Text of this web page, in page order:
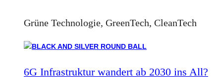
Grüne Technologie, GreenTech, CleanTech
6G Infrastruktur wandert ab 2030 ins All?